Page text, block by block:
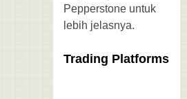
Pepperstone untuk
lebih jelasnya.
Trading Platforms